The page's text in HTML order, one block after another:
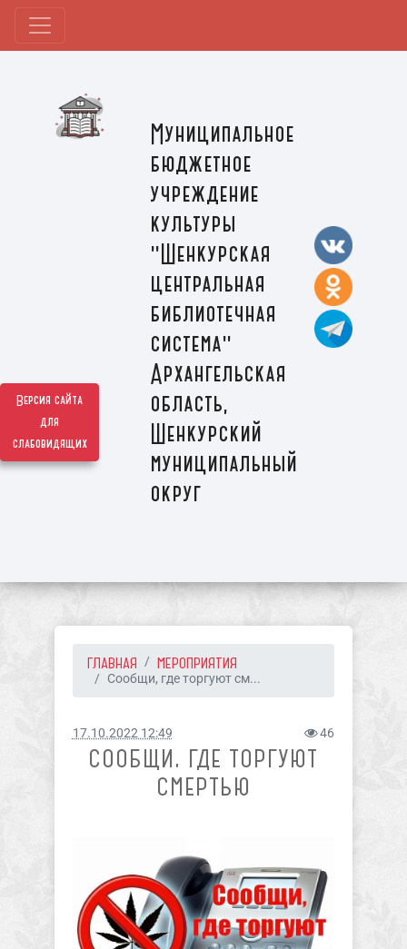
Версия сайта
для
слабовидящих
Муниципальное
бюджетное
учреждение
культуры
"Шенкурская
центральная
библиотечная
система"
Архангельская
область,
Шенкурский
муниципальный
округ
ГЛАВНАЯ МЕРОПРИЯТИЯ
Сообщи, где торгуют см...
17.10.2022 12:49 46
СООБЩИ, ГДЕ ТОРГУЮТ
СМЕРТЬЮ